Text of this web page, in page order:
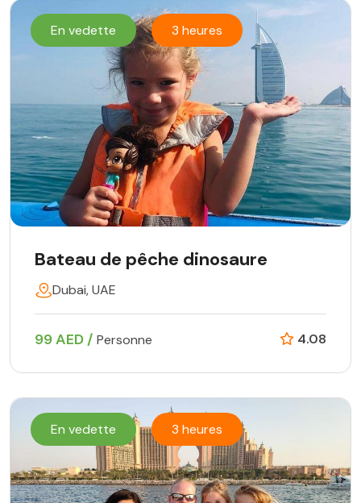
En vedette 3 heures
Bateau de pêche dinosaure
Dubai, UAE
99 AED / Personne 4.08
En vedette 3 heures